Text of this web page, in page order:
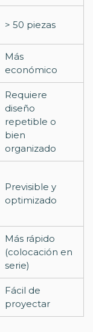
> 50 piezas
Más
económico
Requiere
diseño
repetible o
bien
organizado
Previsible y
optimizado
Más rápido
(colocación en
serie)
Fácil de
proyectar